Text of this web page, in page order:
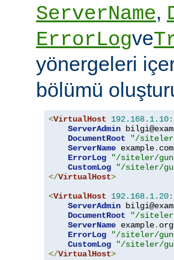
ServerName,
ErrorLogve
yönergeleri
bölümü
<VirtualHost 192.168. 1.10:
ServerAdmin
DocumentRoot
"/siteler/
ServerName example. com
ErrorLog
"/siteler/
CustomLog
"/siteler/
</VirtualHost>
<VirtualHost 192.168. 1.20:
ServerAdmin
DocumentRoot
"/
ServerName example. org
ErrorLog
"/siteler/
CustomLog
"/siteler/
</VirtualHost>